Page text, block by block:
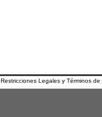
Restricciones Legales y Términos de